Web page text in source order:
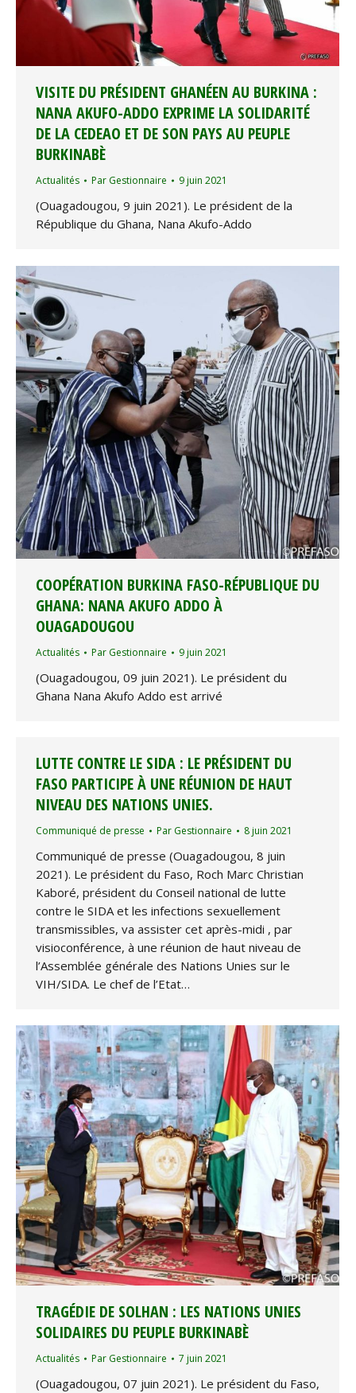
VISITE DU PRÉSIDENT GHANÉEN AU BURKINA :
NANA AKUFO-ADDO EXPRIME LA SOLIDARITÉ
DE LA CEDEAO ET DE SON PAYS AU PEUPLE
BURKINABÈ
Actualités Par Gestionnaire 9 juin 2021
(Ouagadougou, 9 juin 2021). Le président de la
République du Ghana, Nana Akufo-Addo
COOPÉRATION BURKINA FASO-RÉPUBLIQUE DU
GHANA: NANA AKUFO ADDO À
OUAGADOUGOU
Actualités Par Gestionnaire 9 juin 2021
(Ouagadougou, 09 juin 2021). Le président du
Ghana Nana Akufo Addo est arrivé
LUTTE CONTRE LE SIDA : LE PRÉSIDENT DU
FASO PARTICIPE À UNE RÉUNION DE HAUT
NIVEAU DES NATIONS UNIES.
Communiqué de presse Par Gestionnaire 8 juin 2021
Communiqué de presse (Ouagadougou, 8 juin
2021). Le président du Faso, Roch Marc Christian
Kaboré, président du Conseil national de lutte
contre le SIDA et les infections sexuellement
transmissibles, va assister cet après-midi , par
visioconférence, à une réunion de haut niveau de
l’Assemblée générale des Nations Unies sur le
VIH/SIDA. Le chef de l’Etat…
TRAGÉDIE DE SOLHAN : LES NATIONS UNIES
SOLIDAIRES DU PEUPLE BURKINABÈ
Actualités Par Gestionnaire 7 juin 2021
(Ouagadougou, 07 juin 2021). Le président du Faso,